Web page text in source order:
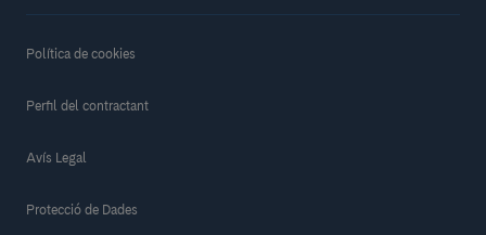
Política de cookies
Perfil del contractant
Avís Legal
Protecció de Dades